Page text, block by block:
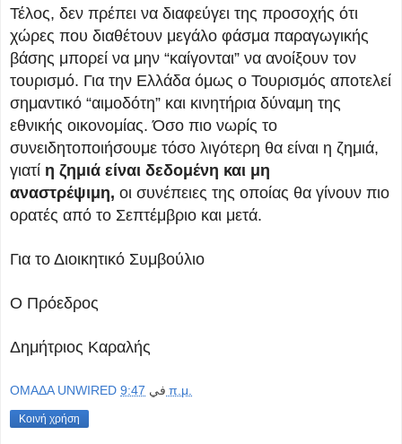
Τέλος, δεν πρέπει να διαφεύγει της προσοχής ότι
χώρες που διαθέτουν μεγάλο φάσμα παραγωγικής
βάσης μπορεί να μην “καίγονται” να ανοίξουν τον
τουρισμό. Για την Ελλάδα όμως ο Τουρισμός αποτελεί
σημαντικό “αιμοδότη” και κινητήρια δύναμη της
εθνικής οικονομίας. Όσο πιο νωρίς το
συνειδητοποιήσουμε τόσο λιγότερη θα είναι η ζημιά,
γιατί η ζημιά είναι δεδομένη και μη
αναστρέψιμη, οι συνέπειες της οποίας θα γίνουν πιο
ορατές από το Σεπτέμβριο και μετά.
Για το Διοικητικό Συμβούλιο
Ο Πρόεδρος
Δημήτριος Καραλής
OMAΔΑ UNWIRED في 9:47 π.μ.
Κοινή χρήση